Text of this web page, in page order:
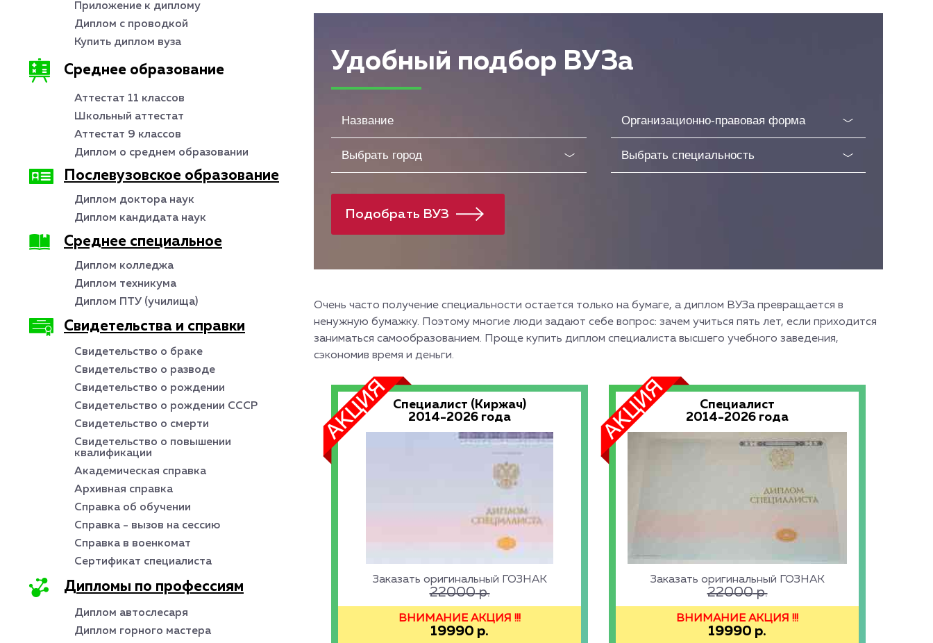
Удобный подбор ВУЗа
Очень часто получение специальности остается только на бумаге, а диплом ВУЗа превращается в
ненужную бумажку. Поэтому многие люди задают себе вопрос: зачем учиться пять лет, если приходится
заниматься самообразованием. Проще купить диплом специалиста высшего учебного заведения,
сэкономив время и деньги.
Специалист (Киржач)
2014-2026 года
Заказать оригинальный ГОЗНАК
22000р.
ВНИМАНИЕ АКЦИЯ !!!
19990 р.
Специалист
2014-2026 года
Заказать оригинальный ГОЗНАК
22000р.
ВНИМАНИЕ АКЦИЯ !!!
19990 р.
Приложение к диплому
Диплом с проводкой
Купить диплом вуза
Среднее образование
Аттестат 11 классов
Школьный аттестат
Аттестат 9 классов
Диплом о среднем образовании
Послевузовское образование
Диплом доктора наук
Диплом кандидата наук
Среднее специальное
Диплом колледжа
Диплом техникума
Диплом ПТУ (училища)
Свидетельства и справки
Свидетельство о браке
Свидетельство о разводе
Свидетельство о рождении
Свидетельство о рождении СССР
Свидетельство о смерти
Свидетельство о повышении
квалификации
Академическая справка
Архивная справка
Справка об обучении
Справка - вызов на сессию
Справка в военкомат
Сертификат специалиста
Дипломы по профессиям
Диплом автослесаря
Диплом горного мастера